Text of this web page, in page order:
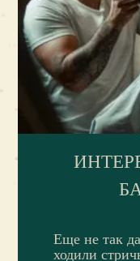
Еще не так
ходили